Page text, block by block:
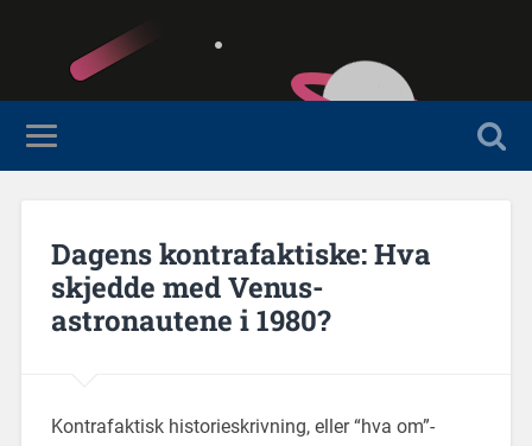
Dagens kontrafaktiske: Hva
skjedde med Venus-
astronautene i 1980?
Kontrafaktisk historieskrivning, eller “hva om”-